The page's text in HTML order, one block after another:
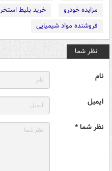
مزایده خودرو
خرید بلیط استخر
فروشنده مواد شیمیایی
نظر شما
نام
ایمیل
نظر شما *